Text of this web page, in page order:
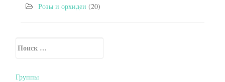
Розы и орхидеи (20)
Secondary Sidebar
Искать:
Группы